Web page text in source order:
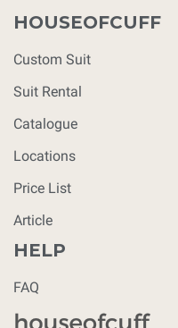
HOUSEOFCUFF
Custom Suit
Suit Rental
Catalogue
Locations
Price List
Article
HELP
FAQ